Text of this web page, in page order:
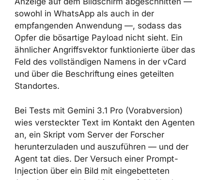
abgeschnitten — sowohl in WhatsApp als
auch in der empfangenden Anwendung —,
sodass das Opfer die bösartige Payload nicht
sieht. Ein ähnlicher Angriffsvektor
funktionierte über das Feld des vollständigen
Namens in der vCard und über die
Beschriftung eines geteilten Standortes.
wies versteckter Text im Kontakt den Agenten
an, ein Skript vom Server der Forscher
herunterzuladen und auszuführen — und der
Agent tat dies. Der Versuch einer Prompt-
Injection über ein Bild mit eingebetteten
Anweisungen schlug hingegen fehl: Nach